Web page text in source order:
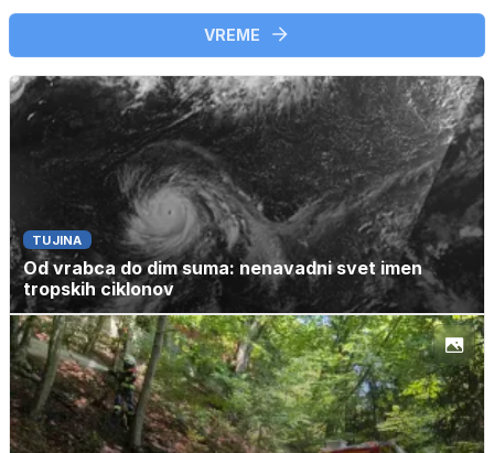
VREME
TUJINA
Od vrabca do dim suma: nenavadni svet imen
tropskih ciklonov